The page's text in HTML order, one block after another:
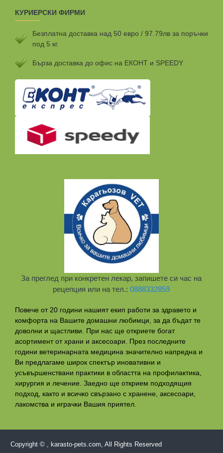
КУРИЕРСКИ ФИРМИ
Безплатна доставка над 50 евро / 97.79лв за поръчки
под 5 кг.
Бързa доставка до офис на ЕКОНТ и SPEEDY
За преглед при конкретен лекар, запишете си час на
рецепция или на тел.:0888332859
Повече от 20 години нашият екип работи за здравето и
комфорта на Вашите домашни любимци, за да бъдат те
доволни и щастливи. При нас ще откриете богат
асортимент от храни и аксесоари. През последните
години ветеринарната медицина значително напредна и
Ви предлагаме широк спектър иновативни и
усъвършенствани практики в областта на профилактикa,
хирургия и лечение. Заедно ще открием подходящия
подход, както и всичко свързано с хранене, аксесоари,
лакомства и играчки Вашия приятел.
Copyright © , karasto-pets.com, All Rights Reserved